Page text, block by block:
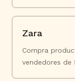
Zara
Compra
vendedores de